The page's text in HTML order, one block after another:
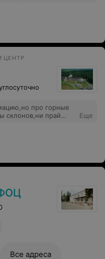
ЦЕНТР
про горные
склонов,ни прай
Еще
Все адреса